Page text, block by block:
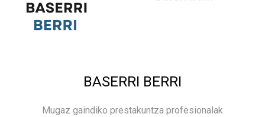
BASERRI BERRI
Mugaz gaindiko prestakuntza profesionalak